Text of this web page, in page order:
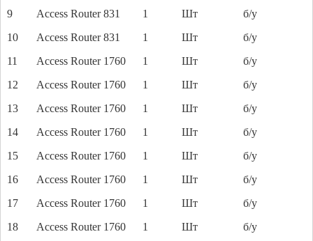
9
Access Router 831 1 Шт
б/у
10
Access Router 831 1 Шт
б/у
11
Access Router 1760 1 Шт
б/у
12
Access Router 1760 1 Шт
б/у
13
Access Router 1760 1 Шт
б/у
14
Access Router 1760 1 Шт
б/у
15
Access Router 1760 1 Шт
б/у
16
Access Router 1760 1 Шт
б/у
17
Access Router 1760 1 Шт
б/у
18
Access Router 1760 1 Шт
б/у